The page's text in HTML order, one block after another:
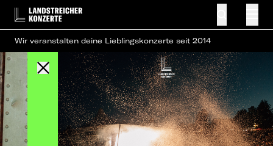
Wir veranstalten deine Lieblingskonzerte seit 2014